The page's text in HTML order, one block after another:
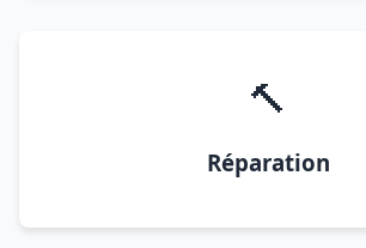
🔨
Réparation